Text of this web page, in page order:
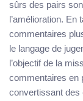
sûrs des pairs
l’amélioration. En
commentaires
le langage de
l’objectif de la
commentaires en
convertissant des